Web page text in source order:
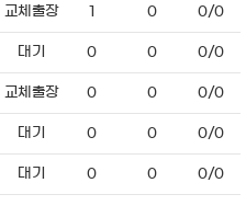
교체출장 1 0 0/0
대기 0 0 0/0
교체출장 0 0 0/0
대기 0 0 0/0
대기 0 0 0/0